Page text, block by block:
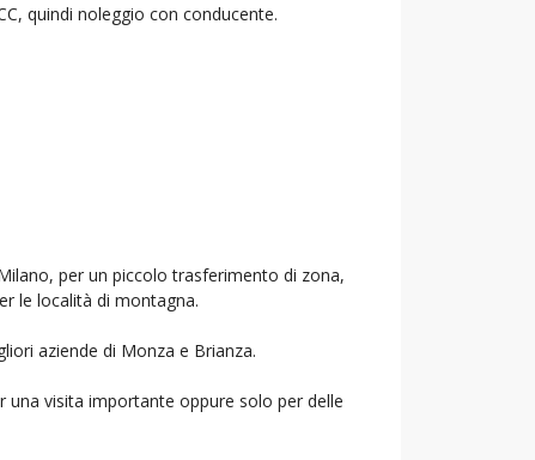
quindi noleggio con conducente.
per un piccolo trasferimento di zona,
le località di montagna.
aziende di Monza e Brianza.
una visita importante oppure solo per delle